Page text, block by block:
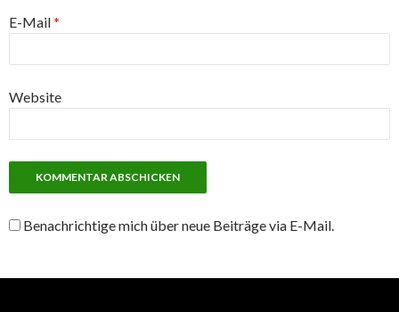
E-Mail*
Website
Benachrichtige mich über neue Beiträge via E-Mail.